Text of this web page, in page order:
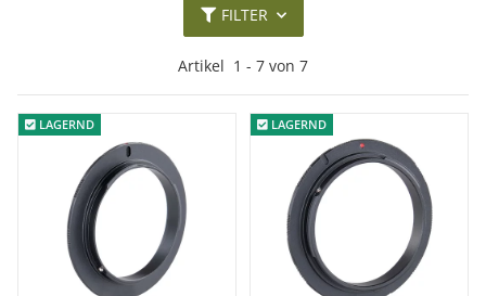
FILTER
Artikel 1 - 7 von 7
LAGERND
LAGERND LAGERND
LAGERND